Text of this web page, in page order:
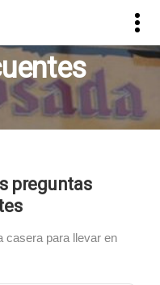
preguntas
casera para llevar en